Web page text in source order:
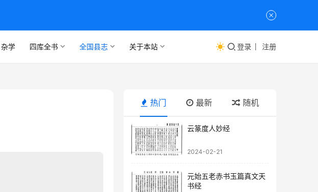
杂学 四库全书 全国县志 关于本站 登录 注册
热门 最新 随机
云篆度人妙经
2024-02-21
元始五老赤书玉篇真文天
书经